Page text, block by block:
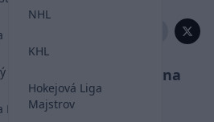
futbal
NHL
KHL
Hokejová Liga
Majstrov
Zdieľať:
zavesil kopačky na